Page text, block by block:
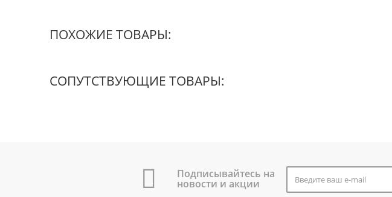
ПОХОЖИЕ ТОВАРЫ:
СОПУТСТВУЮЩИЕ ТОВАРЫ:
Подписывайтесь на
новости и акции